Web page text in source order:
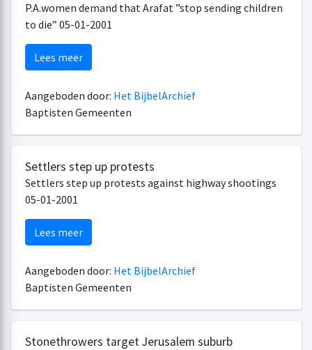
P.A.women demand that Arafat ”stop sending children
to die” 05-01-2001
Lees meer
Aangeboden door: Het BijbelArchief
Baptisten Gemeenten
Settlers step up protests
Settlers step up protests against highway shootings
05-01-2001
Lees meer
Aangeboden door: Het BijbelArchief
Baptisten Gemeenten
Stonethrowers target Jerusalem suburb